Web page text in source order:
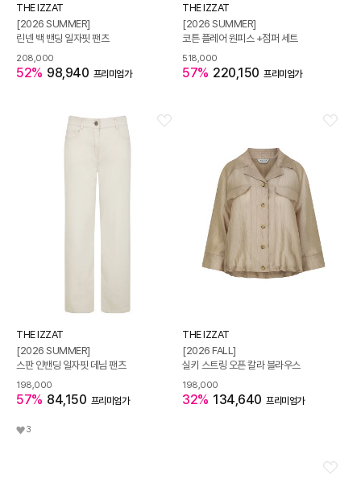
THE IZZAT
[2026 SUMMER]
린넨 백 밴딩 일자핏 팬츠
208,000
52% 98,940 프리미엄가
THE IZZAT
[2026 SUMMER]
코튼 플레어 원피스 +점퍼 세트
518,000
57% 220,150 프리미엄가
THE IZZAT
[2026 SUMMER]
스판 인밴딩 일자핏 데님 팬츠
198,000
57% 84,150 프리미엄가
3
THE IZZAT
[2026 FALL]
실키 스트링 오픈 칼라 블라우스
198,000
32% 134,640 프리미엄가